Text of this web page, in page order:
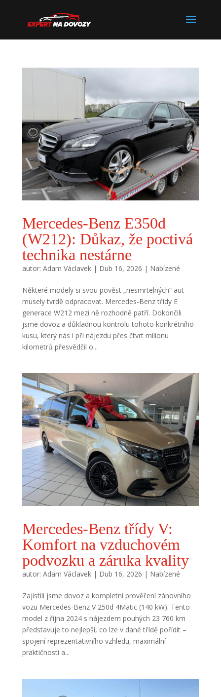
Mercedes-Benz E350d
(W212): Důkaz, že poctivá
technika nestárne
autor: Adam Václavek| Dub 16, 2026 | Nabízené
Některé modely si svou pověst „nesmrtelných“ aut
musely tvrdě odpracovat. Mercedes-Benz třídy E
generace W212 mezi ně rozhodně patří. Dokončili
jsme dovoz a důkladnou kontrolu tohoto konkrétního
kusu, který nás i při nájezdu přes čtvrt milionu
kilometrů přesvědčil o...
Mercedes-Benz třídy V:
Komfort na vzduchovém
podvozku a záruka kvality
autor: Adam Václavek| Dub 16, 2026 | Nabízené
Zajistili jsme dovoz a kompletní prověření zánovního
vozu Mercedes-Benz V 250d 4Matic (140 kW). Tento
model z října 2024 s nájezdem pouhých 23 760 km
představuje to nejlepší, co lze v dané třídě pořídit –
spojení reprezentativního vzhledu, maximální
praktičnosti a...